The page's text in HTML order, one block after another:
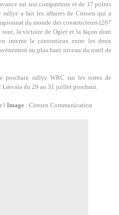
sur son compatriote et de 17 points
rallye a fait les affaires de Citroen qui a
du monde des constructeurs (207
la victoire de Ogier et la façon dont
interne le contentieux entre les deux
au plus haut niveau du natif de
prochain rallye WRC sur les terres de
du 29 au 31 juillet prochain.
l Image : Citroen Communication